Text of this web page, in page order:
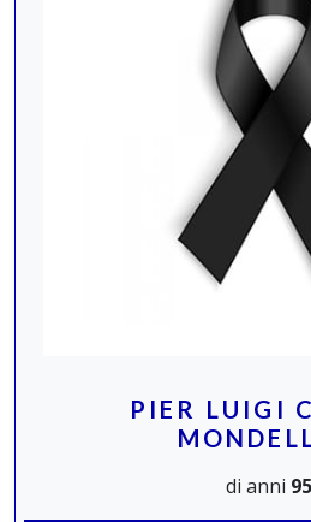
PIER LUIGI
di anni 95